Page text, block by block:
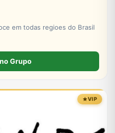
em todas regioes do Brasil
Grupo
VIP